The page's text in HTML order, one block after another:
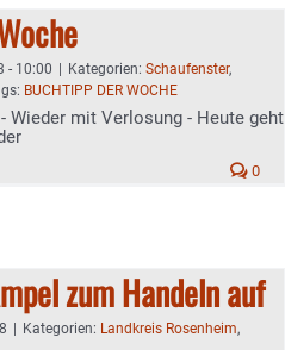
- 10:00 Kategorien: Schaufenster,
BUCHTIPP DER WOCHE
Wieder mit Verlosung - Heute geht
0
zum Handeln auf
Kategorien: Landkreis Rosenheim,